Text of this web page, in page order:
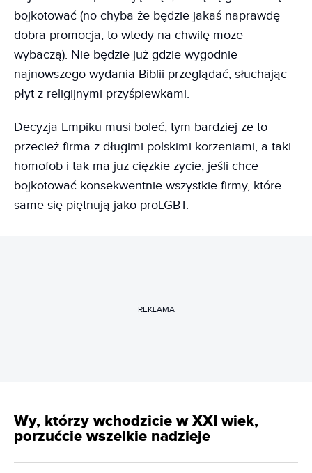
bojkotować (no chyba że będzie jakaś naprawdę
dobra promocja, to wtedy na chwilę może
wybaczą). Nie będzie już gdzie wygodnie
najnowszego wydania Biblii przeglądać, słuchając
płyt z religijnymi przyśpiewkami.
Decyzja Empiku musi boleć, tym bardziej że to
przecież firma z długimi polskimi korzeniami, a taki
homofob i tak ma już ciężkie życie, jeśli chce
bojkotować konsekwentnie wszystkie firmy, które
same się piętnują jako proLGBT.
REKLAMA
Wy, którzy wchodzicie w XXI wiek,
porzućcie wszelkie nadzieje